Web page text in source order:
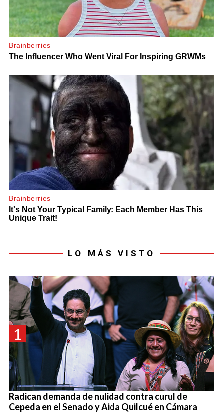
LO MÁS VISTO
1
Radican demanda de nulidad contra curul de
Cepeda en el Senado y Aida Quilcué en Cámara